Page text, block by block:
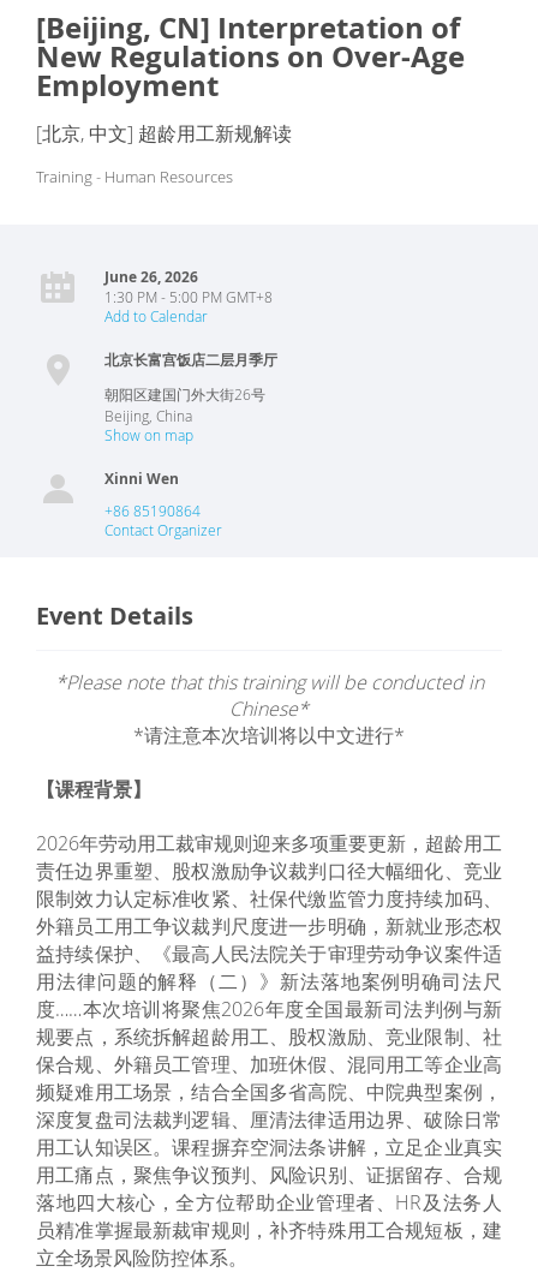
[Beijing, CN] Interpretation of
New Regulations on Over-Age
Employment
[北京, 中文] 超龄用工新规解读
Training - Human Resources
June 26, 2026
1:30 PM - 5:00 PM GMT+8
Add to Calendar
北京长富宫饭店二层月季厅
朝阳区建国门外大街26号
Beijing China
Show on map
Xinni Wen
+86 85190864
Contact Organizer
Event Details
*Please note that this training will be conducted in
Chinese*
*请注意本次培训将以中文进行*
【课程背景】
2026年劳动用工裁审规则迎来多项重要更新，超龄用工
责任边界重塑、股权激励争议裁判口径大幅细化、竞业
限制效力认定标准收紧、社保代缴监管力度持续加码、
外籍员工用工争议裁判尺度进一步明确，新就业形态权
益持续保护、《最高人民法院关于审理劳动争议案件适
用法律问题的解释（二）》新法落地案例明确司法尺
度……本次培训将聚焦2026年度全国最新司法判例与新
规要点，系统拆解超龄用工、股权激励、竞业限制、社
保合规、外籍员工管理、加班休假、混同用工等企业高
频疑难用工场景，结合全国多省高院、中院典型案例，
深度复盘司法裁判逻辑、厘清法律适用边界、破除日常
用工认知误区。课程摒弃空洞法条讲解，立足企业真实
用工痛点，聚焦争议预判、风险识别、证据留存、合规
落地四大核心，全方位帮助企业管理者、HR及法务人
员精准掌握最新裁审规则，补齐特殊用工合规短板，建
立全场景风险防控体系。